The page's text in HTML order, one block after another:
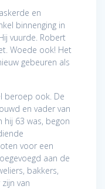
en
binnenging in
vuurde. Robert
Woede ook! Het
gebeuren als
beroep ook. De
en vader van
hij 63 was, begon
voor een
aan de
bakkers,
van